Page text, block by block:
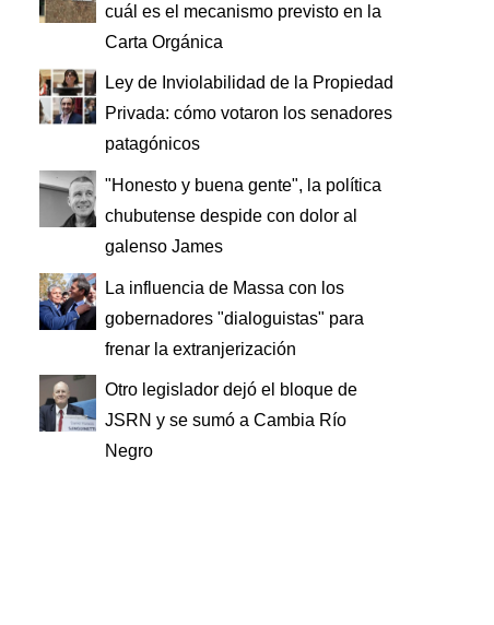
cuál es el mecanismo previsto en la
Carta Orgánica
Ley de Inviolabilidad de la Propiedad
Privada: cómo votaron los senadores
patagónicos
"Honesto y buena gente", la política
chubutense despide con dolor al
galenso James
La influencia de Massa con los
gobernadores "dialoguistas" para
frenar la extranjerización
Otro legislador dejó el bloque de
JSRN y se sumó a Cambia Río
Negro